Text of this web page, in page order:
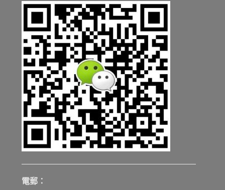
電郵：